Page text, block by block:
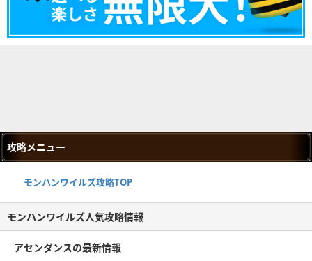
攻略メニュー
モンハンワイルズ攻略TOP
モンハンワイルズ人気攻略情報
アセンダンスの最新情報